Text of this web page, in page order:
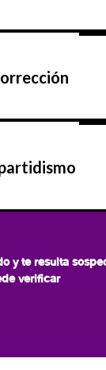
y te resulta
verificar